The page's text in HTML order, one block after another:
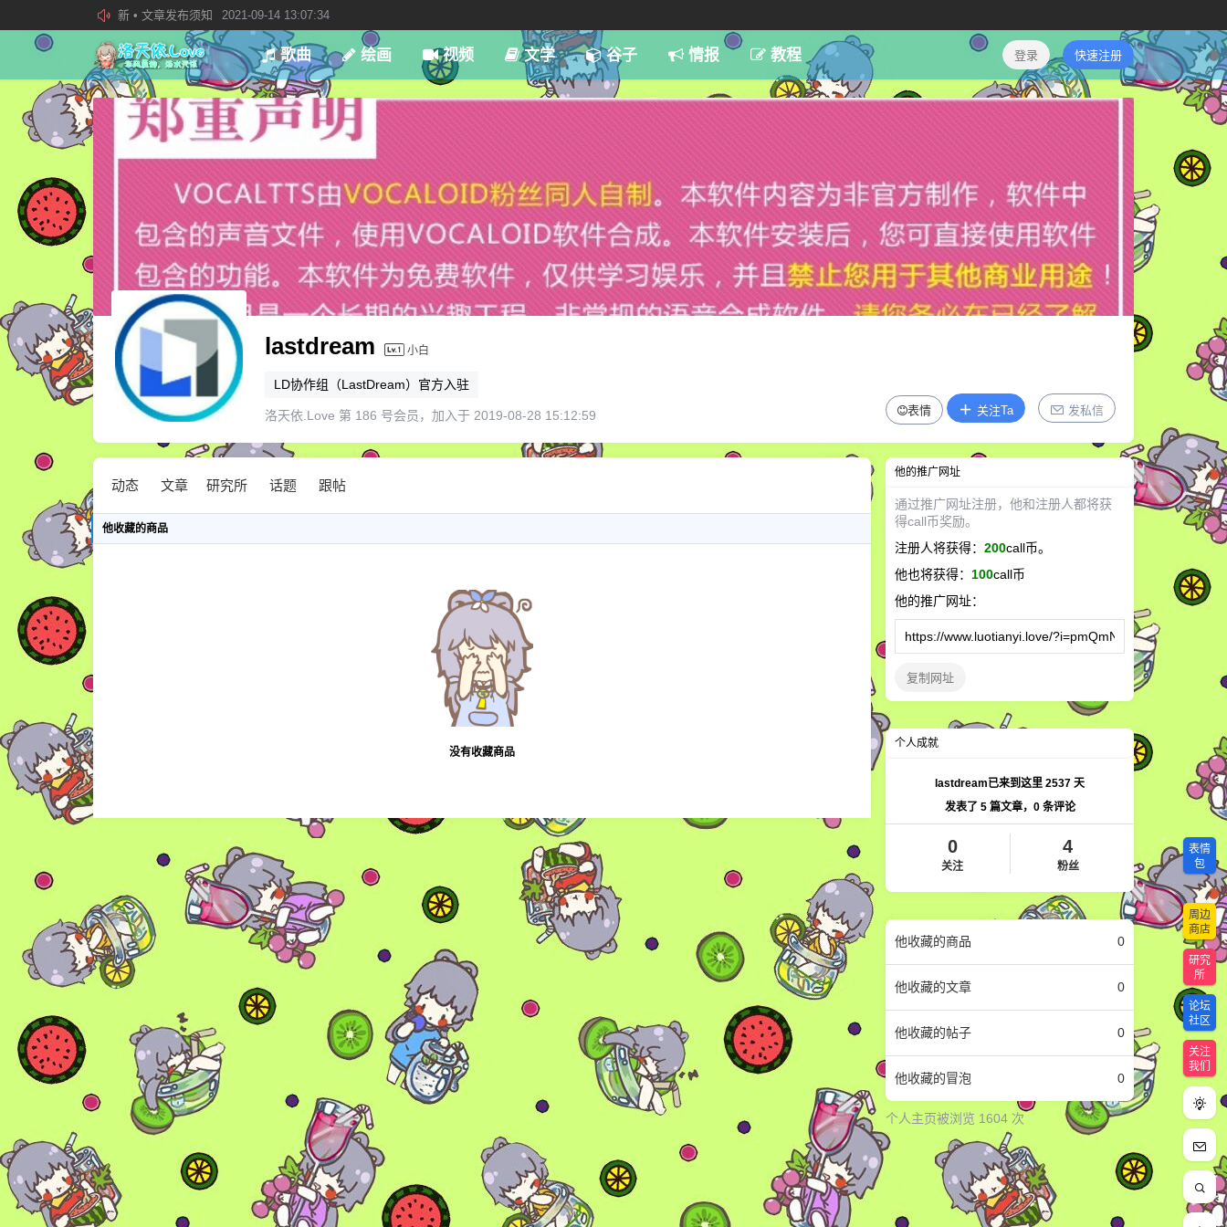
欢迎加入“VOCALOID洛天依“QQ群！
2019-08-27 23:47:59
加入本站管理团队
2019-08-21 02:23:34
歌曲 绘画 视频 文学 谷子 情报 教程 登录 快速注册
lastdream 小白
LD协作组（LastDream）官方入驻
洛天依.Love 第 186 号会员，加入于 2019-08-28 15:12:59 表情 关注Ta 发私信
动态 文章 研究所 话题 跟帖
他收藏的商品
没有收藏商品
他的推广网址
通过推广网址注册，他和注册人都将获
得call币奖励。
注册人将获得：200call币。
他也将获得：100call币
他的推广网址：
复制网址
个人成就
lastdream已来到这里2537 天
发表了 5篇文章， 0条评论
0
关注
4
粉丝
他收藏的商品 0
他收藏的文章 0
他收藏的帖子 0
他收藏的冒泡 0
个人主页被浏览 1604 次
您没有权限发布内容，请购买会员或者提升权
限。
忘记密码？
表情
包
周边
商店
研究
所
论坛
社区
关注
我们